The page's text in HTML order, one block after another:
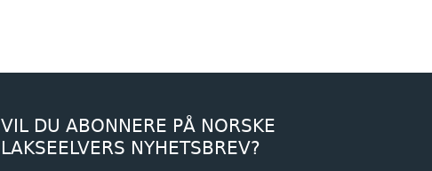
VIL DU ABONNERE PÅ NORSKE
LAKSEELVERS NYHETSBREV?